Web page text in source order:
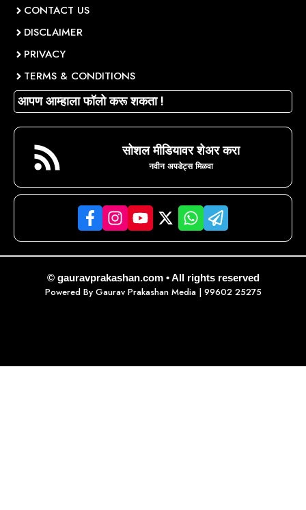
CONTACT US
DISCLAIMER
PRIVACY
TERMS & CONDITIONS
आपण आम्हाला फॉलो करू शकता !
सोशल मीडियावर शेअर करा
नवीन अपडेट्स मिळवा
© gauravprakashan.com • All rights reserved
Powered By Gaurav Prakashan Media| 99602 25275